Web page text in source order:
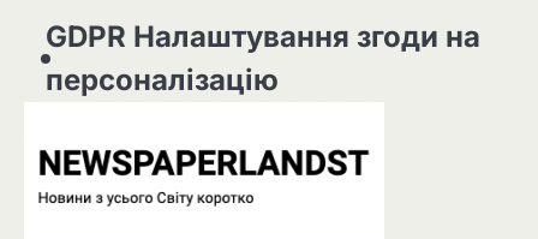
GDPR Налаштування згоди на
персоналізацію